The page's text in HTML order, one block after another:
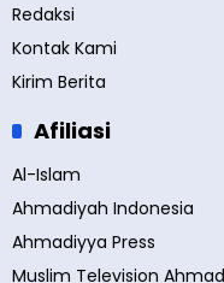
Redaksi
Kontak Kami
Kirim Berita
Afiliasi
Al-Islam
Ahmadiyah Indonesia
Ahmadiyya Press
Muslim Television